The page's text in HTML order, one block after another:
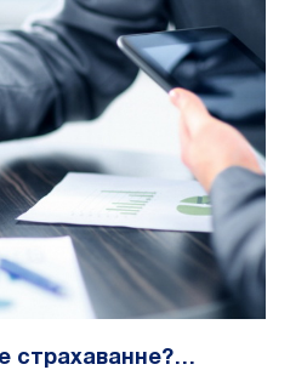
страхаванне?…